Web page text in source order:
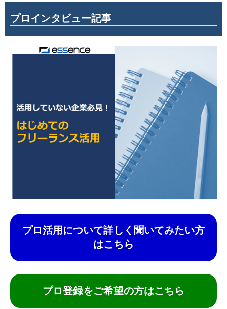
プロインタビュー記事
プロ活用について詳しく聞いてみたい方
はこちら
プロ登録をご希望の方はこちら